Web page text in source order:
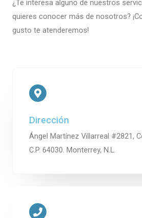
¿Te interesa alguno de nuestros
quieres conocer más de nosotros?
gusto te atenderemos!
Dirección
Ángel Martínez Villarreal #2821,
C.P. 64030. Monterrey, N.L.